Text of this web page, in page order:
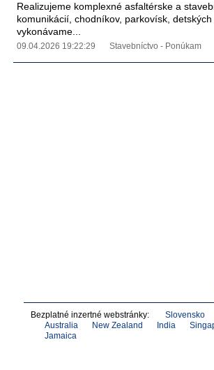
Realizujeme komplexné asfaltérske a
komunikácií, chodníkov, parkovísk,
vykonávame...
09.04.2026 19:22:29 Stavebníctvo - Ponúkam
Bezplatné inzertné webstránky: Slovensko
Australia
New Zealand India
Jamaica